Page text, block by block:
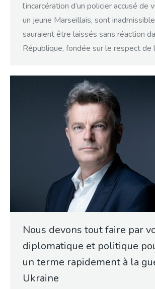
l’incarcération d’un policier accusé de
un jeune Marseillais, sont
sauraient être laissés sans réaction
République, fondée sur le respect de
Nous devons tout faire par
diplomatique et politique
un terme rapidement à la
Ukraine